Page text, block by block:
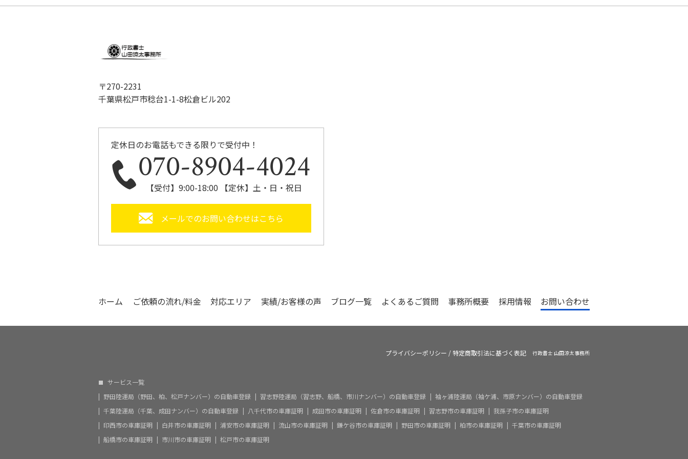
〒270-2231
千葉県松戸市稔台1-1-8松倉ビル202
定休日のお電話もできる限りで受付中！
070-8904-4024
【受付】9:00-18:00 【定休】土・日・祝日
メールでのお問い合わせはこちら
ホーム ご依頼の流れ/料金 対応エリア 実績/お客様の声 ブログ一覧 よくあるご質問 事務所概要 採用情報 お問い合わせ
プライバシーポリシー /特定商取引法に基づく表記 行政書士 山田涼太事務所
サービス一覧
野田陸運局（野田、柏、松戸ナンバー）の自動車登録
習志野陸運局（習志野、船橋、市川ナンバー）の自動車登録
袖ヶ浦陸運局（袖ケ浦、市原ナンバー）の自動車登録
千葉陸運局（千葉、成田ナンバー）の自動車登録
八千代市の車庫証明 成田市の車庫証明 佐倉市の車庫証明 習志野市の車庫証明
我孫子市の車庫証明
印西市の車庫証明
白井市の車庫証明 浦安市の車庫証明 流山市の車庫証明 鎌ケ谷市の車庫証明 野田市の車庫証明 柏市の車庫証明
千葉市の車庫証明
船橋市の車庫証明
市川市の車庫証明 松戸市の車庫証明